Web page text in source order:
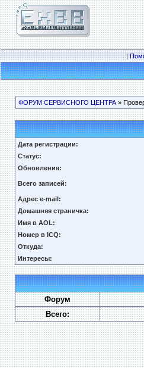
|
ФОРУМ СЕРВИСНОГО ЦЕНТРА»
Дата регистрации:
Статус:
Обновления:
Всего записей:
Адрес e-mail:
Домашняя страничка:
Имя в AOL:
Номер в ICQ:
Откуда:
Интересы:
Форум
Всего: